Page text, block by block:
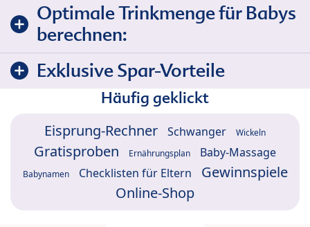
Optimale Trinkmenge für Babys
berechnen:
Exklusive Spar-Vorteile
Häufig geklickt
Eisprung-Rechner Schwanger Wickeln
Gratisproben Ernährungsplan Baby-Massage
Babynamen Checklisten für Eltern
Gewinnspiele
Online-Shop